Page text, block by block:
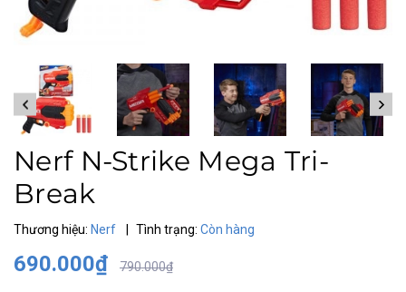
Nerf N-Strike Mega Tri-
Break
Thương hiệu: Nerf Tình trạng: Còn hàng
690.000₫ 790.000₫